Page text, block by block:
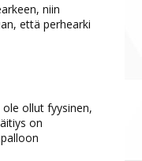
niin
että perhearki
ollut fyysinen,
on